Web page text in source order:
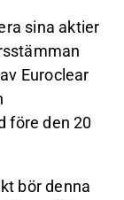
sina aktier
Euroclear
före den 20
bör denna